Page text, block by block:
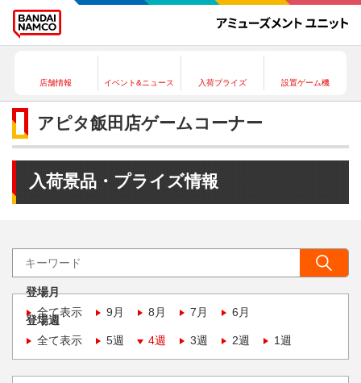
店舗情報 イベント&ニュース 入荷プライズ 設置ゲーム機
アピタ飯田店ゲームコーナー
入荷景品・プライズ情報
登場月
全て表示
9月 8月 7月 6月
登場週
全て表示
5週 4週 3週 2週 1週